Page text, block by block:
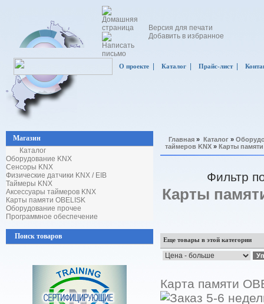
Версия для печати
Добавить в избранное
О проекте Каталог Прайс-лист|
Магазин
Каталог
Оборудование KNX
Сенсоры KNX
Физические датчики KNX / EIB
Таймеры KNX
Аксессуары таймеров KNX
Карты памяти OBELISK
Оборудование прочее
Программное обеспечение
Поиск товаров
Главная » Каталог »
таймеров KNX » Карты
Фильтр
Карты
Еще товары в этой категории
Карта памяти